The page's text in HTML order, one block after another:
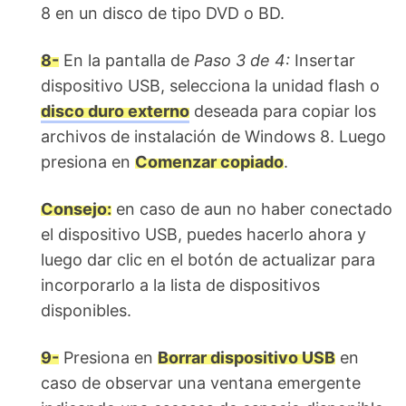
8 en un disco de tipo DVD o BD.
8- En la pantalla de Paso 3 de 4: Insertar
dispositivo USB, selecciona la unidad flash o
disco duro externo deseada para copiar los
archivos de instalación de Windows 8. Luego
presiona en Comenzar copiado.
Consejo: en caso de aun no haber conectado
el dispositivo USB, puedes hacerlo ahora y
luego dar clic en el botón de actualizar para
incorporarlo a la lista de dispositivos
disponibles.
9- Presiona en Borrar dispositivo USB en
caso de observar una ventana emergente